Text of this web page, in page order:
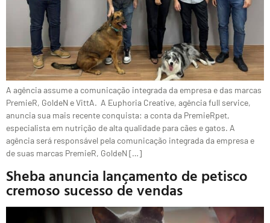
A agência assume a comunicação integrada da empresa e das marcas
PremieR, GoldeN e VittA. A Euphoria Creative, agência full service,
anuncia sua mais recente conquista: a conta da PremieRpet,
especialista em nutrição de alta qualidade para cães e gatos. A
agência será responsável pela comunicação integrada da empresa e
de suas marcas PremieR, GoldeN […]
Sheba anuncia lançamento de petisco
cremoso sucesso de vendas